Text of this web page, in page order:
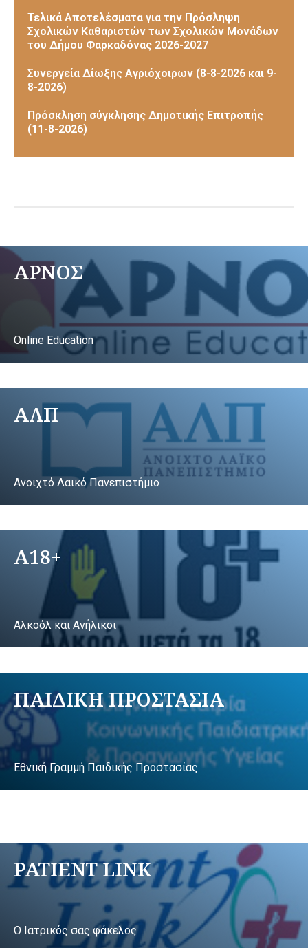
Τελικά Αποτελέσματα για την Πρόσληψη
Σχολικών Καθαριστών των Σχολικών Μονάδων
του Δήμου Φαρκαδόνας 2026-2027
Συνεργεία Δίωξης Αγριόχοιρων (8-8-2026 και 9-
8-2026)
Πρόσκληση σύγκλησης Δημοτικής Επιτροπής
(11-8-2026)
ΑΡΝΟΣ
Online Education
ΑΛΠ
Ανοιχτό Λαικό Πανεπιστήμιο
A18+
Αλκοόλ και Ανήλικοι
ΠΑΙΔΙΚΗ ΠΡΟΣΤΑΣΙΑ
Εθνική Γραμμή Παιδικής Προστασίας
PATIENT LINK
Ο Ιατρικός σας φάκελος